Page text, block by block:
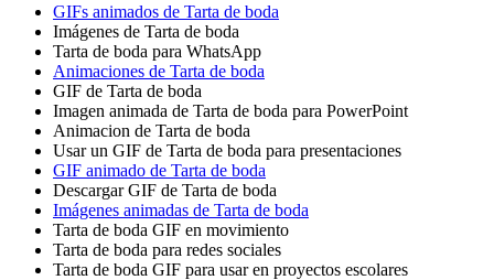
GIFs animados de Tarta de boda
Imágenes de Tarta de boda
Tarta de boda para WhatsApp
Animaciones de Tarta de boda
GIF de Tarta de boda
Imagen animada de Tarta de boda para PowerPoint
Animacion de Tarta de boda
Usar un GIF de Tarta de boda para presentaciones
GIF animado de Tarta de boda
Descargar GIF de Tarta de boda
Imágenes animadas de Tarta de boda
Tarta de boda GIF en movimiento
Tarta de boda para redes sociales
Tarta de boda GIF para usar en proyectos escolares